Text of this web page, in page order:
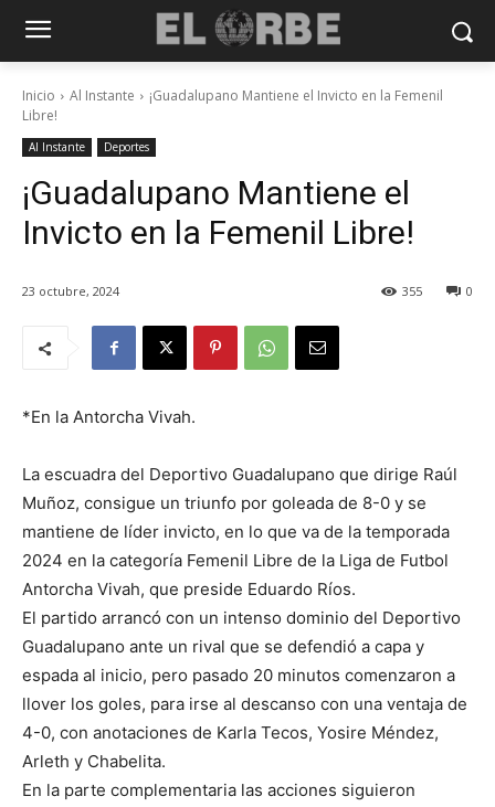
Inicio Al Instante
¡Guadalupano Mantiene el Invicto en la Femenil
Libre!
Al Instante Deportes
¡Guadalupano Mantiene el
Invicto en la Femenil Libre!
23 octubre, 2024 0
355
*En la Antorcha Vivah.
La escuadra del Deportivo Guadalupano que dirige Raúl
Muñoz, consigue un triunfo por goleada de 8-0 y se
mantiene de líder invicto, en lo que va de la temporada
2024 en la categoría Femenil Libre de la Liga de Futbol
Antorcha Vivah, que preside Eduardo Ríos.
El partido arrancó con un intenso dominio del Deportivo
Guadalupano ante un rival que se defendió a capa y
espada al inicio, pero pasado 20 minutos comenzaron a
llover los goles, para irse al descanso con una ventaja de
4-0, con anotaciones de Karla Tecos, Yosire Méndez,
Arleth y Chabelita.
En la parte complementaria las acciones siguieron